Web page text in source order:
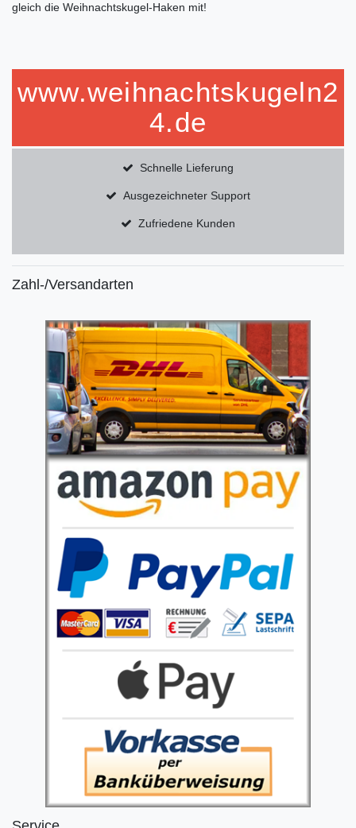
gleich die Weihnachtskugel-Haken mit!
www.weihnachtskugeln2
4.de
Schnelle Lieferung
Ausgezeichneter Support
Zufriedene Kunden
Zahl-/Versandarten